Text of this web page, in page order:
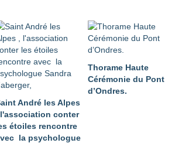
André les Alpes
conter
étoiles rencontre
la psychologue
Thorame Haute
Cérémonie du Pont
d’Ondres.